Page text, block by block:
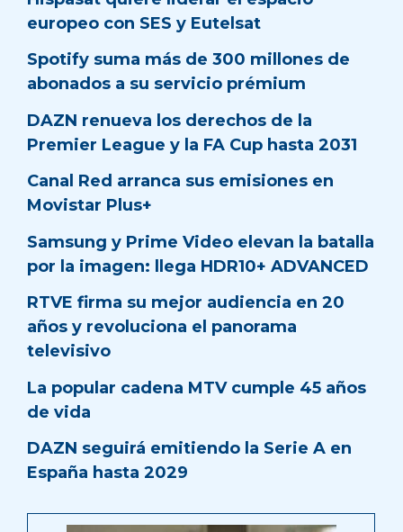
europeo con SES y Eutelsat
Spotify suma más de 300 millones de
abonados a su servicio prémium
DAZN renueva los derechos de la
Premier League y la FA Cup hasta 2031
Canal Red arranca sus emisiones en
Movistar Plus+
Samsung y Prime Video elevan la batalla
por la imagen: llega HDR10+ ADVANCED
RTVE firma su mejor audiencia en 20
años y revoluciona el panorama
televisivo
La popular cadena MTV cumple 45 años
de vida
DAZN seguirá emitiendo la Serie A en
España hasta 2029